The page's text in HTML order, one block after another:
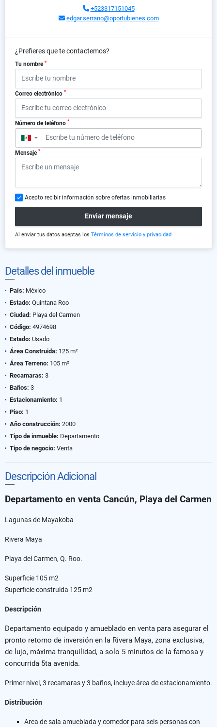
+523317151045
edgar.serrano@oportubienes.com
¿Prefieres que te contactemos?
Tu nombre *
Correo electrónico *
Número de teléfono *
▼
Mensaje *
Acepto recibir información sobre ofertas inmobiliarias
Enviar mensaje
Al enviar tus datos aceptas los Términos de servicio y privacidad
Detalles del inmueble
País: México
Estado: Quintana Roo
Ciudad: Playa del Carmen
Código: 4974698
Estado: Usado
Área Construida: 125 m²
Área Terreno: 105 m²
Recamaras: 3
Baños: 3
Estacionamiento: 1
Piso: 1
Año construcción: 2000
Tipo de inmueble: Departamento
Tipo de negocio: Venta
Descripción Adicional
Departamento en venta Cancún, Playa del Carmen
Lagunas de Mayakoba
Rivera Maya
Playa del Carmen, Q. Roo.
Superficie 105 m2
Superficie construida 125 m2
Descripción
Departamento equipado y amueblado en venta para asegurar el
pronto retorno de inversión en la Rivera Maya, zona exclusiva,
de lujo, máxima tranquilidad, a solo 5 minutos de la famosa y
concurrida 5ta avenida.
Primer nivel, 3 recamaras y 3 baños, incluye área de estacionamiento.
Distribución
Area de sala amueblada y comedor para seis personas con